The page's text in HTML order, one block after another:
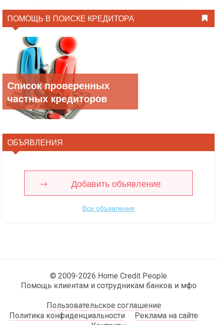
ПОМОЩЬ В ПОИСКЕ КРЕДИТОРА
Список проверенных
частных кредиторов
ОБЪЯВЛЕНИЯ
Добавить объявление
Все объявления
© 2009-2026 Home Credit People
Помощь клиентам и сотрудникам банков и мфо
Пользовательское соглашение
Политика конфиденциальности
Реклама на сайте